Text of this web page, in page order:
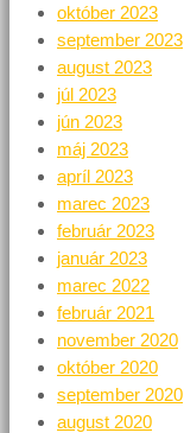
október 2023
september 2023
august 2023
júl 2023
jún 2023
máj 2023
apríl 2023
marec 2023
február 2023
január 2023
marec 2022
február 2021
november 2020
október 2020
september 2020
august 2020